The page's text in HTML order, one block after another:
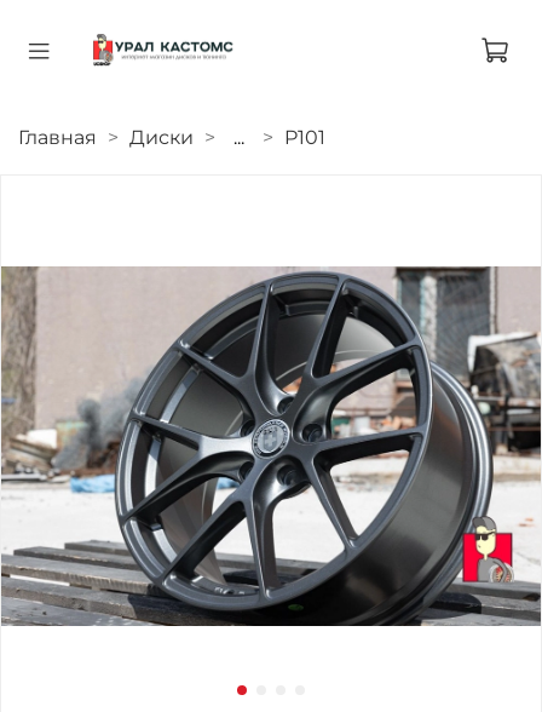
Главная Диски ... P101